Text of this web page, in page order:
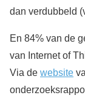
dan verdubbeld
En 84% van de
van Internet of
Via de website